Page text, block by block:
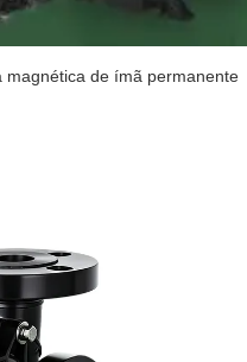
magnética de ímã permanente